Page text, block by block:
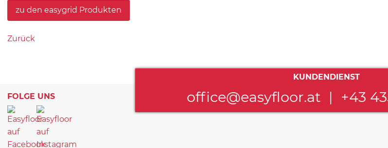
zu den easygrid Produkten
Zurück
FOLGE UNS
KUNDENDIENST
office@easyfloor.at | +43